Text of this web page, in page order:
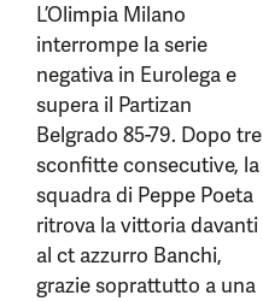
L’Olimpia Milano
interrompe la serie
negativa in Eurolega e
supera il Partizan
Belgrado 85-79. Dopo tre
sconfitte consecutive, la
squadra di Peppe Poeta
ritrova la vittoria davanti
al ct azzurro Banchi,
grazie soprattutto a una